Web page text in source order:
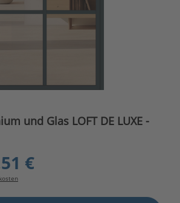
und Glas LOFT DE LUXE -
€